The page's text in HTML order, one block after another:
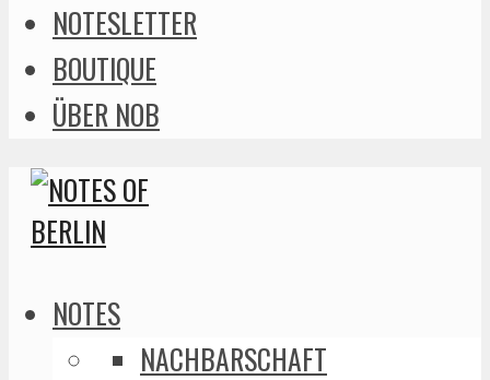
NOTESLETTER
BOUTIQUE
ÜBER NOB
NOTES
NACHBARSCHAFT